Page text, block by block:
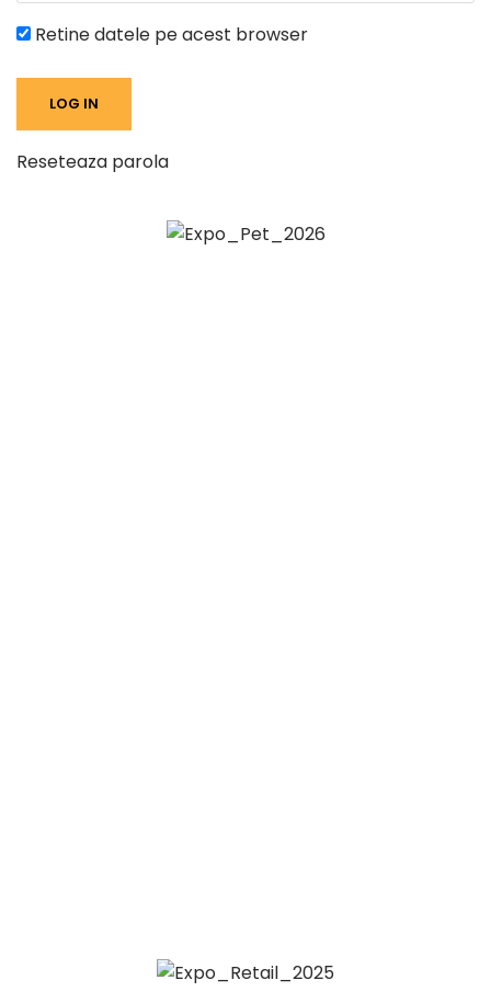
Retine datele pe acest browser
Reseteaza parola